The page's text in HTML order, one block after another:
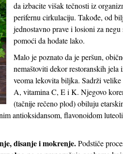
da izbacite višak tečnosti iz
perifernu cirkulaciju. Takođe, od
jednostavno prave i losioni za
pomoći da hodate lako.
Malo je poznato da je peršun,
nemaštoviti dekor restoranskih jela
veoma lekovita biljka. Sadrži
A, vitamina C, E i K. Njegovo
(tačnije rečeno plod) obiluju
antioksidansom, flavonoidom
disanje i mokrenje.Podstiče